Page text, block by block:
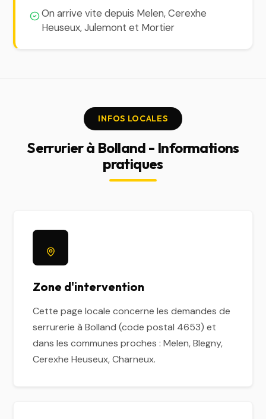
On arrive vite depuis Melen, Cerexhe
Heuseux, Julemont et Mortier
INFOS LOCALES
Serrurier à Bolland - Informations
pratiques
Zone d'intervention
Cette page locale concerne les demandes de
serrurerie à Bolland (code postal 4653) et
dans les communes proches : Melen, Blegny,
Cerexhe Heuseux, Charneux.